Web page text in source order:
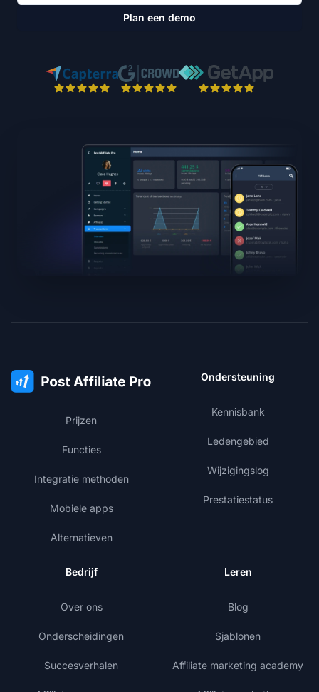
Plan een demo
Prijzen
Functies
Integratie methoden
Mobiele apps
Alternatieven
Ondersteuning
Kennisbank
Ledengebied
Wijzigingslog
Prestatiestatus
Bedrijf
Over ons
Onderscheidingen
Succesverhalen
Leren
Blog
Sjablonen
Affiliate marketing academy